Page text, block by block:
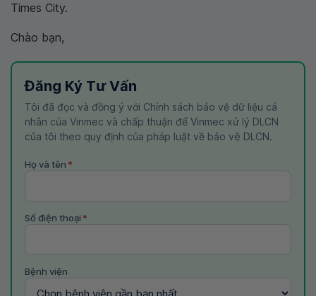
Times City.
Chào bạn,
Đăng Ký Tư Vấn
Tôi đã đọc và đồng ý với Chính sách bảo vệ dữ liệu cá
nhân của Vinmec và chấp thuận để Vinmec xử lý DLCN
của tôi theo quy định của pháp luật về bảo vệ DLCN.
Họ và tên *
Số điện thoại *
Bệnh viện